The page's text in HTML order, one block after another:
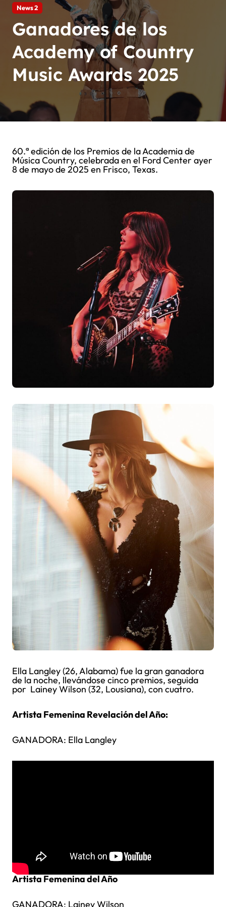
News 2
Ganadores de los
Academy of Country
Music Awards 2025
60.ª edición de los Premios de la Academia de
Música Country, celebrada en el Ford Center ayer
8 de mayo de 2025 en Frisco, Texas.
Ella Langley (26, Alabama) fue la gran ganadora
de la noche, llevándose cinco premios, seguida
por Lainey Wilson (32, Lousiana), con cuatro.
Artista Femenina Revelación del Año:
GANADORA: Ella Langley
Artista Femenina del Año
GANADORA: Lainey Wilson